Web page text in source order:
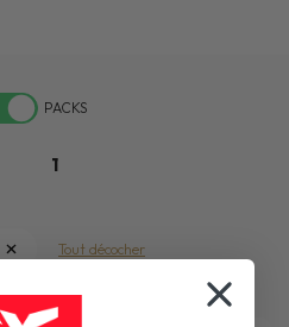
PACKS
1
Tout décocher